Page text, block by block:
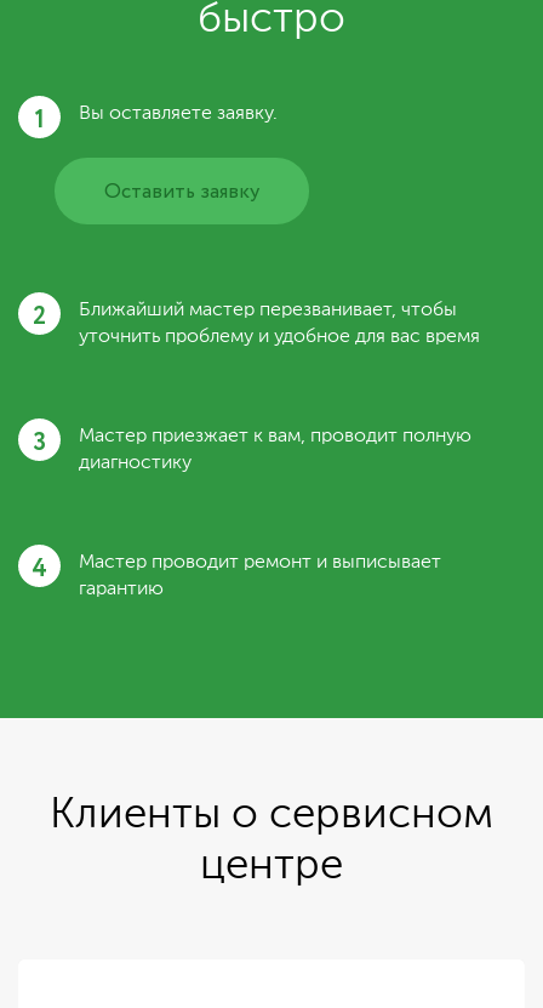
быстро
1 Вы оставляете заявку.
Оставить заявку
2
Ближайший мастер перезванивает, чтобы
уточнить проблему и удобное для вас время
3
Мастер приезжает к вам, проводит полную
диагностику
4
Мастер проводит ремонт и выписывает
гарантию
Клиенты о сервисном
центре